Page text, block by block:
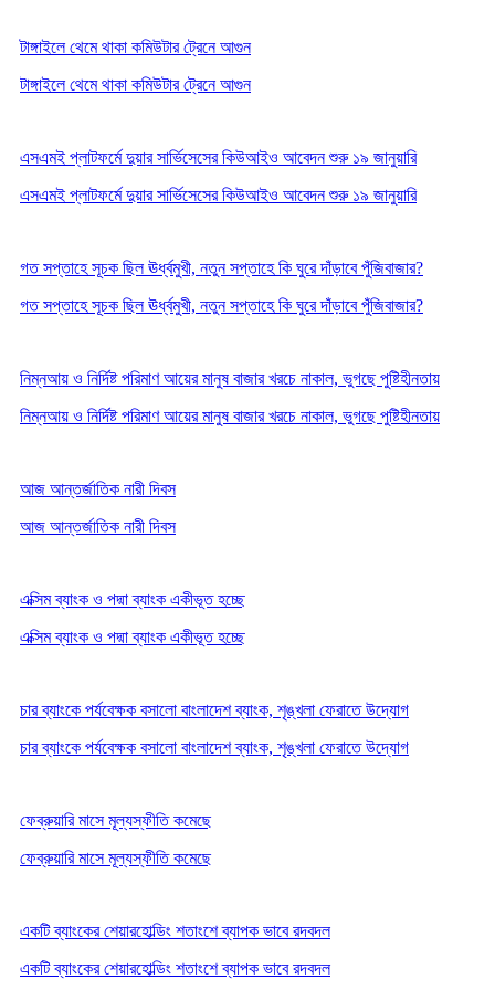
টাঙ্গাইলে থেমে থাকা কমিউটার ট্রেনে আগুন
টাঙ্গাইলে থেমে থাকা কমিউটার ট্রেনে আগুন
এসএমই প্লাটফর্মে দুয়ার সার্ভিসেসের কিউআইও আবেদন শুরু ১৯ জানুয়ারি
এসএমই প্লাটফর্মে দুয়ার সার্ভিসেসের কিউআইও আবেদন শুরু ১৯ জানুয়ারি
গত সপ্তাহে সূচক ছিল ঊর্ধ্বমুখী, নতুন সপ্তাহে কি ঘুরে দাঁড়াবে পুঁজিবাজার?
গত সপ্তাহে সূচক ছিল ঊর্ধ্বমুখী, নতুন সপ্তাহে কি ঘুরে দাঁড়াবে পুঁজিবাজার?
নিম্নআয় ও নির্দিষ্ট পরিমাণ আয়ের মানুষ বাজার খরচে নাকাল, ভুগছে পুষ্টিহীনতায়
নিম্নআয় ও নির্দিষ্ট পরিমাণ আয়ের মানুষ বাজার খরচে নাকাল, ভুগছে পুষ্টিহীনতায়
আজ আন্তর্জাতিক নারী দিবস
আজ আন্তর্জাতিক নারী দিবস
এক্সিম ব্যাংক ও পদ্মা ব্যাংক একীভূত হচ্ছে
এক্সিম ব্যাংক ও পদ্মা ব্যাংক একীভূত হচ্ছে
চার ব্যাংকে পর্যবেক্ষক বসালো বাংলাদেশ ব্যাংক, শৃঙ্খলা ফেরাতে উদ্যোগ
চার ব্যাংকে পর্যবেক্ষক বসালো বাংলাদেশ ব্যাংক, শৃঙ্খলা ফেরাতে উদ্যোগ
ফেব্রুয়ারি মাসে মূল্যস্ফীতি কমেছে
ফেব্রুয়ারি মাসে মূল্যস্ফীতি কমেছে
একটি ব্যাংকের শেয়ারহোল্ডিং শতাংশে ব্যাপক ভাবে রদবদল
একটি ব্যাংকের শেয়ারহোল্ডিং শতাংশে ব্যাপক ভাবে রদবদল